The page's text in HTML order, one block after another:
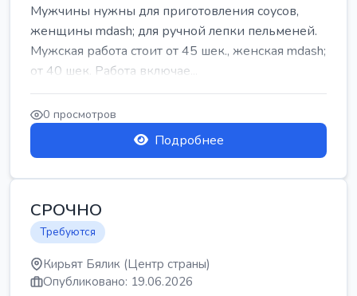
Мужчины нужны для приготовления соусов,
женщины mdash; для ручной лепки пельменей.
Мужская работа стоит от 45 шек., женская mdash;
от 40 шек. Работа включае...
0 просмотров
Подробнее
СРОЧНО
Требуются
Кирьят Бялик (Центр страны)
Опубликовано: 19.06.2026